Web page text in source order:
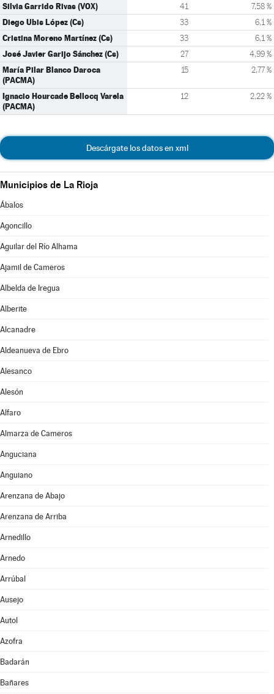
Silvia Garrido Rivas (VOX) 41 7,58 %
Diego Ubis López (Cs) 33 6,1 %
Cristina Moreno Martínez (Cs) 33 6,1 %
José Javier Garijo Sánchez (Cs) 27 4,99 %
María Pilar Blanco Daroca
(PACMA)
15 2,77 %
Ignacio Hourcade Bellocq Varela
(PACMA)
12 2,22 %
Descárgate los datos en xml
Municipios de La Rioja
Ábalos
Agoncillo
Aguilar del Río Alhama
Ajamil de Cameros
Albelda de Iregua
Alberite
Alcanadre
Aldeanueva de Ebro
Alesanco
Alesón
Alfaro
Almarza de Cameros
Anguciana
Anguiano
Arenzana de Abajo
Arenzana de Arriba
Arnedillo
Arnedo
Arrúbal
Ausejo
Autol
Azofra
Badarán
Bañares